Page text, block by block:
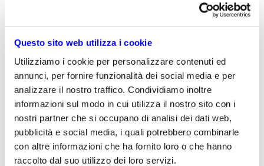
Questo sito web utilizza i cookie
Utilizziamo i cookie per personalizzare contenuti ed
annunci, per fornire funzionalità dei social media e per
analizzare il nostro traffico. Condividiamo inoltre
informazioni sul modo in cui utilizza il nostro sito con i
nostri partner che si occupano di analisi dei dati web,
pubblicità e social media, i quali potrebbero combinarle
con altre informazioni che ha fornito loro o che hanno
raccolto dal suo utilizzo dei loro servizi.
sono stati presentati i progressi rivoluzionari
nell’intelligenza artificiale che stanno avendo un
che utilizzano la tecnologia per migliorare
l’efficienza, migliorare l’esperienza dei clienti e fare
nuove innovazioni.
Microsoft Buildè sempre un momento
emozionante. Circa 200.000 persone si sono
registrate per tre giorni di apprendimento tecnico e
connessione con la comunità, con 4.000 partecipanti
di persona a Seattle. I partecipanti hanno potuto
scegliere tra più di 300 sessioni, demo e laboratori